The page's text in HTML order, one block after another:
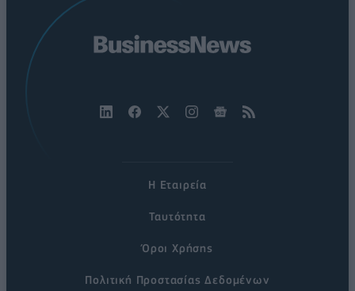
Η Εταιρεία
Ταυτότητα
Όροι Χρήσης
Πολιτική Προστασίας Δεδομένων